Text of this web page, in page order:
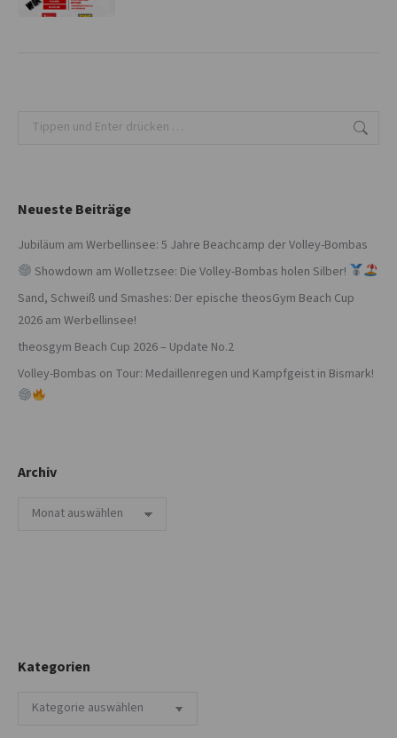
Search:
Neueste Beiträge
Jubiläum am Werbellinsee: 5 Jahre Beachcamp der Volley-Bombas
Showdown am Wolletzsee: Die Volley-Bombas holen Silber!
Sand, Schweiß und Smashes: Der epische theosGym Beach Cup
2026 am Werbellinsee!
theosgym Beach Cup 2026 – Update No.2
Volley-Bombas on Tour: Medaillenregen und Kampfgeist in Bismark!
Archiv
Archiv
Kategorien
Kategorien